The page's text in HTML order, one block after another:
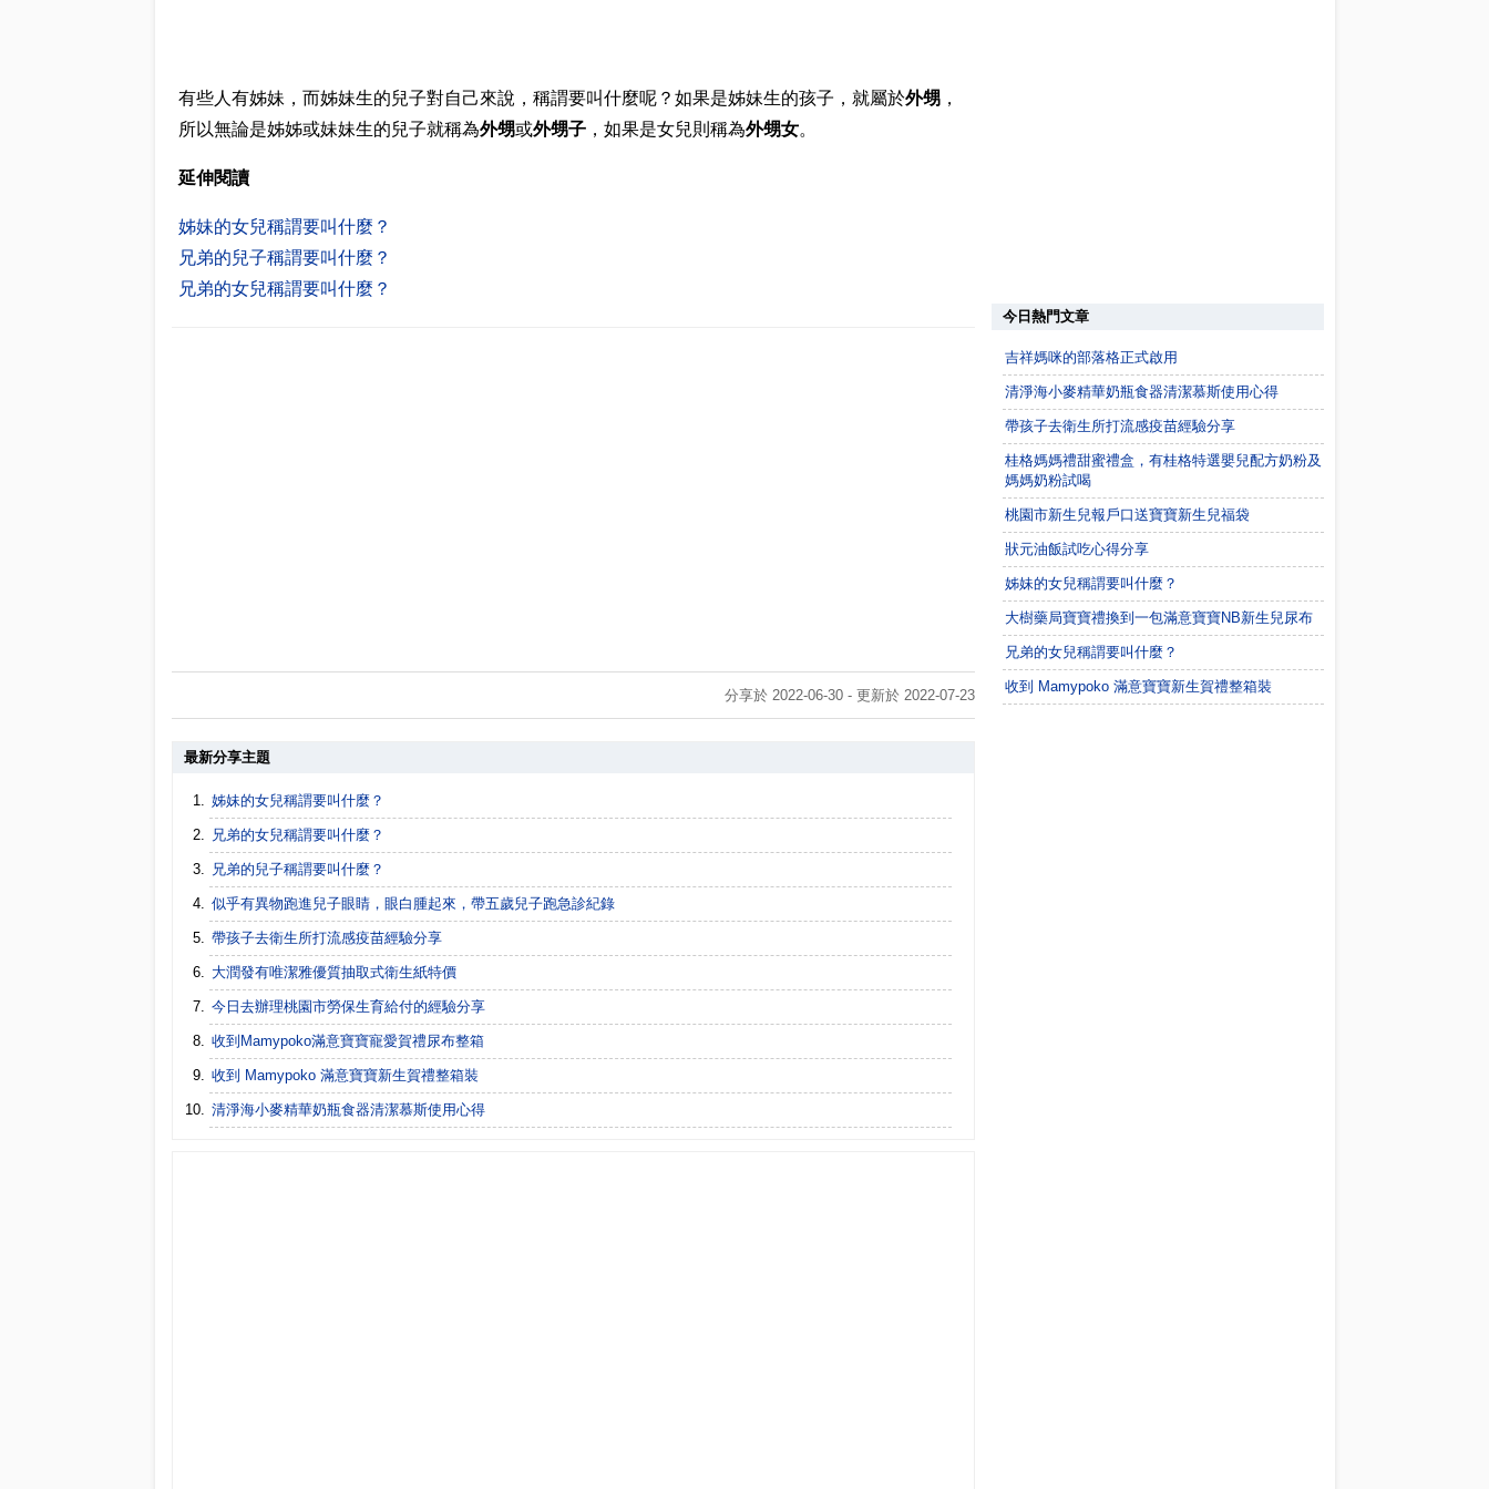
有些人有姊妹，而姊妹生的兒子對自己來說，稱謂要叫什麼呢？如果是姊妹生的孩子，就屬於外甥，
所以無論是姊姊或妹妹生的兒子就稱為外甥或外甥子，如果是女兒則稱為外甥女。
延伸閱讀
姊妹的女兒稱謂要叫什麼？
兄弟的兒子稱謂要叫什麼？
兄弟的女兒稱謂要叫什麼？
分享於 2022-06-30 - 更新於 2022-07-23
最新分享主題
姊妹的女兒稱謂要叫什麼？
兄弟的女兒稱謂要叫什麼？
兄弟的兒子稱謂要叫什麼？
似乎有異物跑進兒子眼睛，眼白腫起來，帶五歲兒子跑急診紀錄
帶孩子去衛生所打流感疫苗經驗分享
大潤發有唯潔雅優質抽取式衛生紙特價
今日去辦理桃園市勞保生育給付的經驗分享
收到Mamypoko滿意寶寶寵愛賀禮尿布整箱
收到 Mamypoko 滿意寶寶新生賀禮整箱裝
清淨海小麥精華奶瓶食器清潔慕斯使用心得
今日熱門文章
吉祥媽咪的部落格正式啟用
清淨海小麥精華奶瓶食器清潔慕斯使用心得
帶孩子去衛生所打流感疫苗經驗分享
桂格媽媽禮甜蜜禮盒，有桂格特選嬰兒配方奶粉及
媽媽奶粉試喝
桃園市新生兒報戶口送寶寶新生兒福袋
狀元油飯試吃心得分享
姊妹的女兒稱謂要叫什麼？
大樹藥局寶寶禮換到一包滿意寶寶NB新生兒尿布
兄弟的女兒稱謂要叫什麼？
收到 Mamypoko 滿意寶寶新生賀禮整箱裝